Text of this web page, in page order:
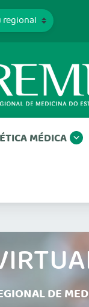
ÉTICA MÉDICA
DE